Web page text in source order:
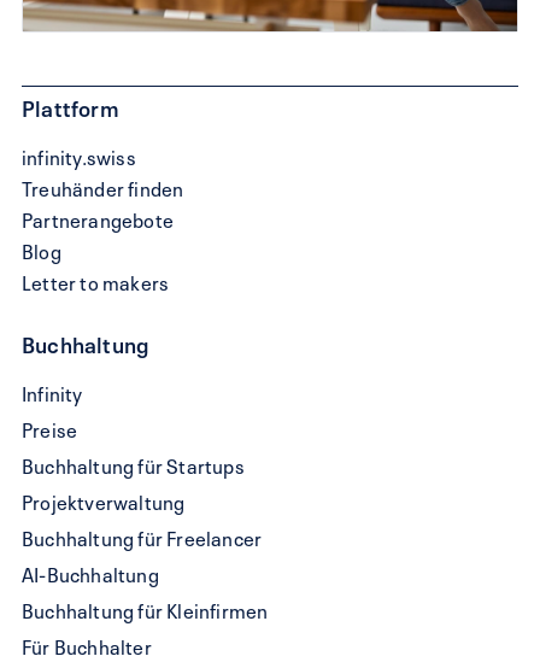
Plattform
infinity.swiss
Treuhänder finden
Partnerangebote
Blog
Letter to makers
Buchhaltung
Infinity
Preise
Buchhaltung für Startups
Projektverwaltung
Buchhaltung für Freelancer
AI-Buchhaltung
Buchhaltung für Kleinfirmen
QR-
Rechnung
schreiben
Für Buchhalter